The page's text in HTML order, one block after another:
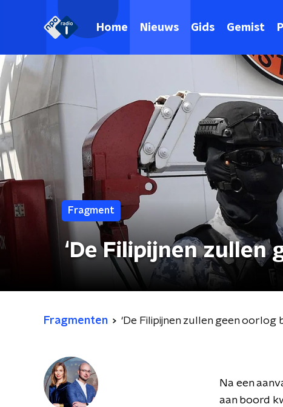
Home Nieuws Gids Gemist
Fragment
‘De Filipijnen zullen
Fragmenten ‘De Filipijnen zullen geen oorlog
Na een
aan boord